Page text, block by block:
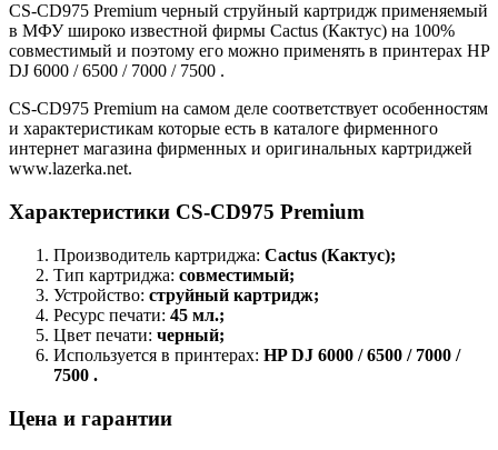
CS-CD975 Premium черный струйный картридж применяемый
в МФУ широко известной фирмы Cactus (Кактус) на 100%
совместимый и поэтому его можно применять в принтерах HP
DJ 6000 / 6500 / 7000 / 7500 .
CS-CD975 Premium на самом деле соответствует особенностям
и характеристикам которые есть в каталоге фирменного
интернет магазина фирменных и оригинальных картриджей
www.lazerka.net.
Характеристики CS-CD975 Premium
Производитель картриджа: Cactus (Кактус);
Тип картриджа: совместимый;
Устройство: струйный картридж;
Ресурс печати: 45 мл.;
Цвет печати: черный;
Используется в принтерах: HP DJ 6000 / 6500 / 7000 /
7500 .
Цена и гарантии